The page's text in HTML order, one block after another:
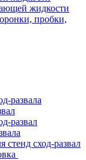
жидкости
пробки,
развала
развал
стенд сход-развал